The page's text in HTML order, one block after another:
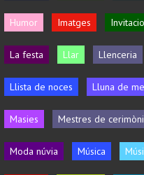
Humor Imatges
La festa Llar Llenceria
Llista de noces Lluna de
Masies Mestres de
Moda núvia Música